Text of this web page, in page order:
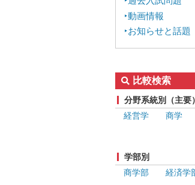
動画情報
お知らせと話題
比較検索
分野系統別（主要）
経営学
商学
学部別
商学部
経済学